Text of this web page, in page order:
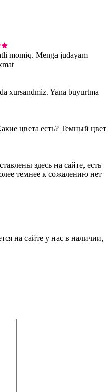
momiq. Menga judayam
xursandmiz. Yana buyurtma
цвета есть? Темный цвет
здесь на сайте, есть
темнее к сожалению нет
на сайте у нас в наличии,